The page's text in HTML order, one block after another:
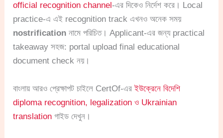
official recognition channel-এর দিকেও নির্দেশ করে। Local
practice-এ এই recognition track এখনও অনেক সময়
nostrification নামে পরিচিত। Applicant-এর জন্য practical
takeaway সহজ: portal upload final educational
document check নয়।
বাংলায় আরও প্রেক্ষাপট চাইলে CertOf-এরইউক্রেনে বিদেশি
diploma recognition, legalization ও Ukrainian
translation গাইড দেখুন।